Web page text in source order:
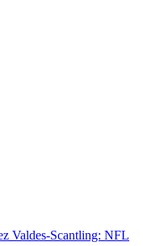
Valdes-Scantling: NFL